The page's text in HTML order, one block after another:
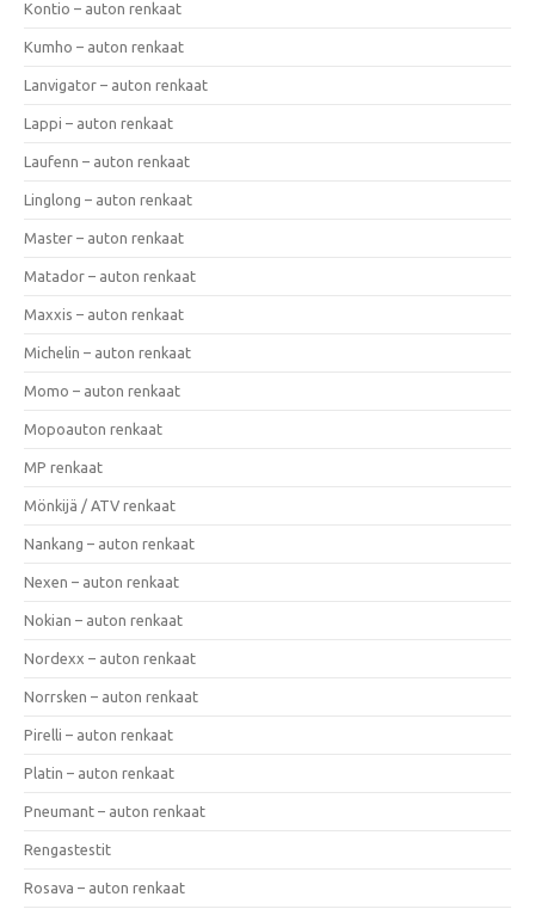
Kontio – auton renkaat
Kumho – auton renkaat
Lanvigator – auton renkaat
Lappi – auton renkaat
Laufenn – auton renkaat
Linglong – auton renkaat
Master – auton renkaat
Matador – auton renkaat
Maxxis – auton renkaat
Michelin – auton renkaat
Momo – auton renkaat
Mopoauton renkaat
MP renkaat
Mönkijä / ATV renkaat
Nankang – auton renkaat
Nexen – auton renkaat
Nokian – auton renkaat
Nordexx – auton renkaat
Norrsken – auton renkaat
Pirelli – auton renkaat
Platin – auton renkaat
Pneumant – auton renkaat
Rengastestit
Rosava – auton renkaat